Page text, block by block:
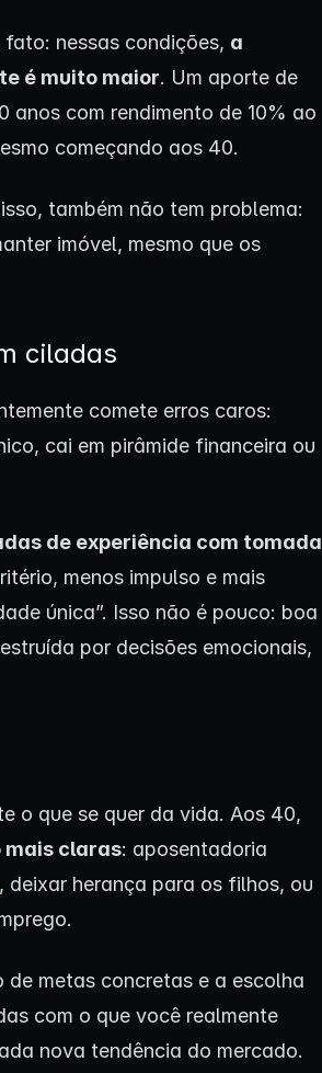
nessas condições, a
é muito maior. Um aporte de
anos com rendimento de 10% ao
começando aos 40.
também não tem problema:
imóvel, mesmo que os
ciladas
comete erros caros:
cai em pirâmide financeira ou
de experiência com tomada
menos impulso e mais
única”. Isso não é pouco: boa
por decisões emocionais,
o que se quer da vida. Aos 40,
mais claras: aposentadoria
, deixar herança para os filhos, ou
metas concretas e a escolha
com o que você realmente
nova tendência do mercado.